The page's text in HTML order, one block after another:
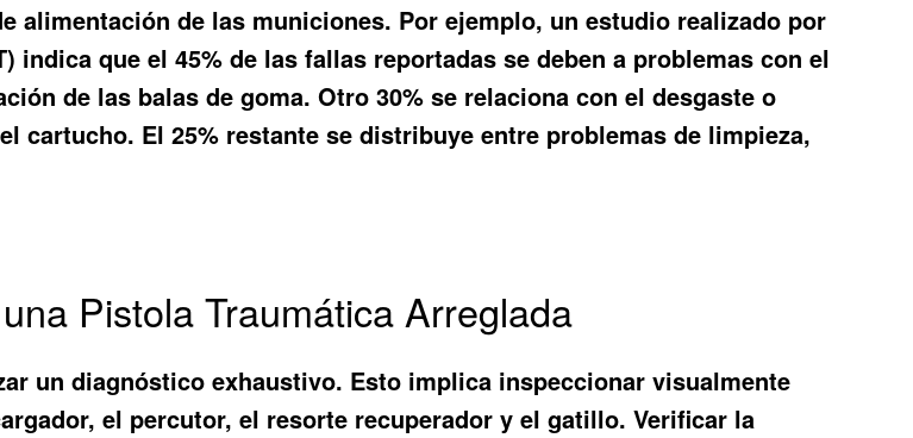
alimentación de las municiones. Por ejemplo, un estudio realizado por
que el 45% de las fallas reportadas se deben a problemas con el
de las balas de goma. Otro 30% se relaciona con el desgaste o
cartucho. El 25% restante se distribuye entre problemas de limpieza,
Pistola Traumática Arreglada
un diagnóstico exhaustivo. Esto implica inspeccionar visualmente
el percutor, el resorte recuperador y el gatillo. Verificar la